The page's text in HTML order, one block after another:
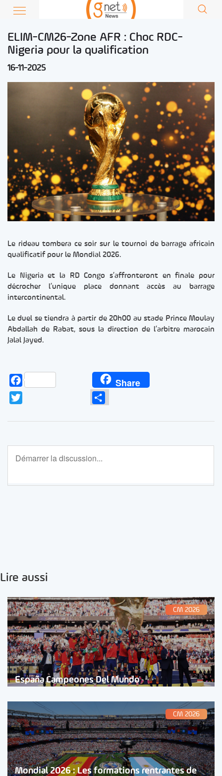
ELIM-CM26-Zone AFR : Choc RDC-
Nigeria pour la qualification
16-11-2025
Le rideau tombera ce soir sur le tournoi de barrage africain
qualificatif pour le Mondial 2026.
Le Nigeria et la RD Congo s’affronteront en finale pour
décrocher l’unique place donnant accès au barrage
intercontinental.
Le duel se tiendra à partir de 20h00 au stade Prince Moulay
Abdallah de Rabat, sous la direction de l’arbitre marocain
Jalal Jayed.
Facebook Share
Partager
Lire aussi
CM 2026
España Campeones Del Mundo
CM 2026
Mondial 2026 : Les formations rentrantes de